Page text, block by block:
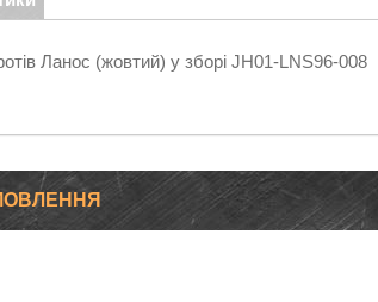
Ланос (жовтий) у зборі JH01-LNS96-008